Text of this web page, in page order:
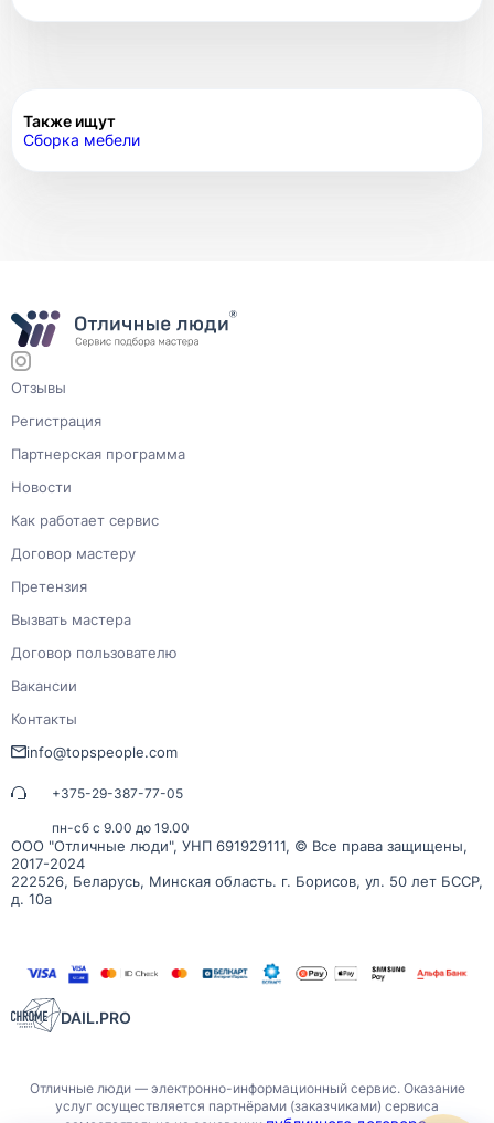
Также ищут
Сборка мебели
ООО "Отличные люди", УНП 691929111, © Все права защищены,
2017-2024
222526, Беларусь, Минская область. г. Борисов, ул. 50 лет БССР,
д. 10а
Отзывы
Регистрация
Партнерская программа
Новости
Как работает сервис
Договор мастеру
Претензия
Вызвать мастера
Договор пользователю
Вакансии
Контакты
info@topspeople.com
+375-29-387-77-05
пн-сб с 9.00 до 19.00
DAIL.PRO
Отличные люди — электронно-информационный сервис. Оказание
услуг осуществляется партнёрами (заказчиками) сервиса